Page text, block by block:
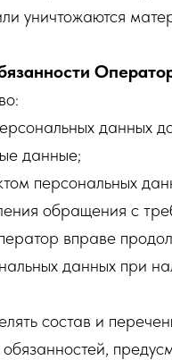
уничтожаются
данных
данные;
персональных
обращения с
вправе
данных при
состав и